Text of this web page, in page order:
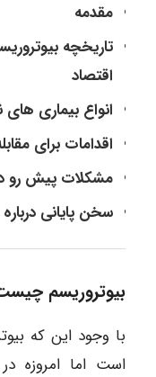
مقدمه
تاریخچه
اقتصاد
انواع بیماری های
اقدامات برای
مشکلات پیش رو در
سخن پایانی
بیوتروریسم
با وجود این که
است اما امروزه